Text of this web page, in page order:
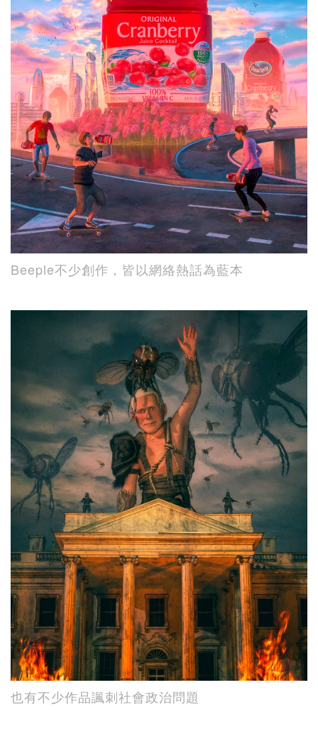
Beeple不少創作，皆以網絡熱話為藍本
也有不少作品諷刺社會政治問題